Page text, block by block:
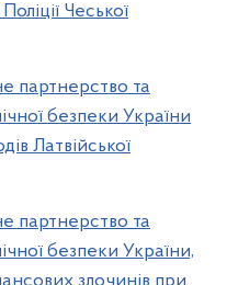
Чеської
партнерство та
безпеки України
Латвійської
партнерство та
безпеки України,